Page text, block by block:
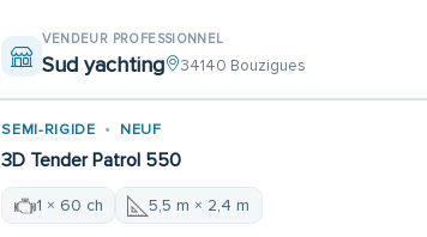
VENDEUR PROFESSIONNEL
Sud yachting 34140 Bouzigues
SEMI-RIGIDE NEUF
3D Tender Patrol 550
1 × 60 ch 5,5 m × 2,4 m